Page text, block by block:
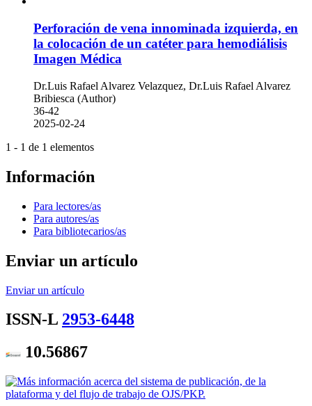
Perforación de vena innominada izquierda, en
la colocación de un catéter para hemodiálisis
Imagen Médica
Dr.Luis Rafael Alvarez Velazquez, Dr.Luis Rafael Alvarez
Bribiesca (Author)
36-42
2025-02-24
1 - 1 de 1 elementos
Información
Para lectores/as
Para autores/as
Para bibliotecarios/as
Enviar un artículo
Enviar un artículo
ISSN-L 2953-6448
10.56867